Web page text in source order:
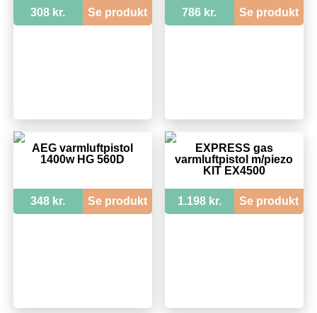
308 kr. Se produkt 786 kr. Se produkt
AEG varmluftpistol
1400w HG 560D
348 kr. Se produkt
EXPRESS gas
varmluftpistol m/piezo
KIT EX4500
1.198 kr. Se produkt